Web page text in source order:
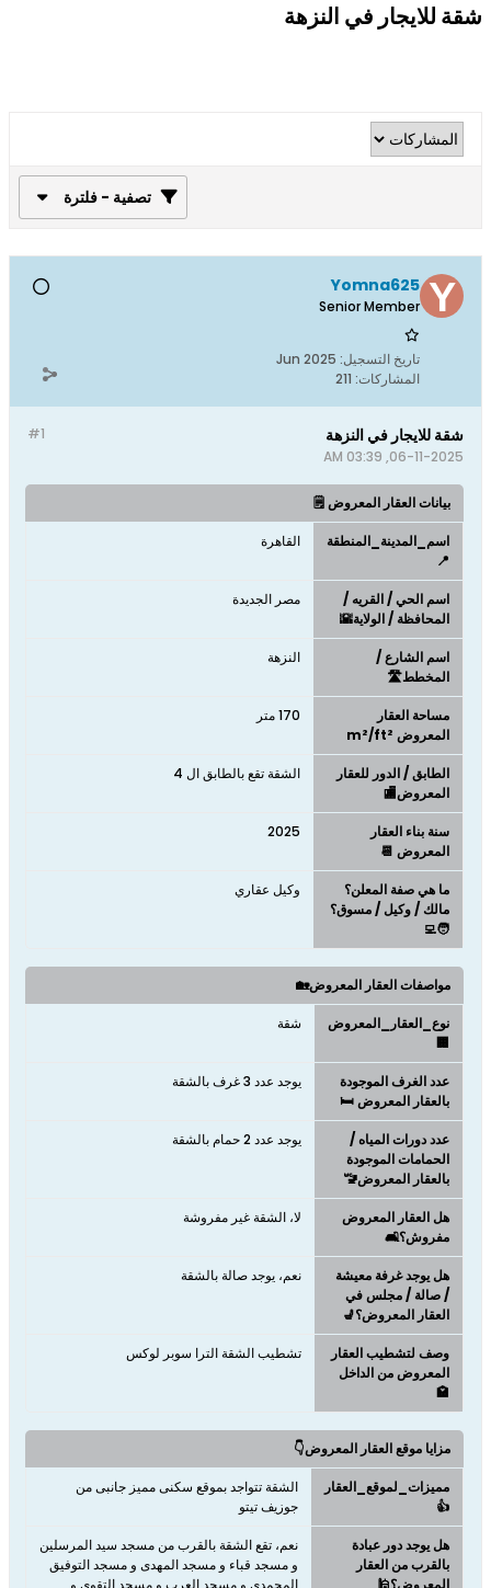
شقة للايجار في النزهة
تصفية - فلترة
Yomna625
Senior Member
تاريخ التسجيل: Jun 2025
المشاركات: 211
#1 شقة للايجار في النزهة
06-11-2025, 03:39 AM
بيانات العقار المعروض 🗒️
اسم_المدينة_المنطقة
📍
القاهرة
اسم الحي / القريه /
المحافظة / الولاية🌇
مصر الجديدة
اسم الشارع /
المخطط🛣️
النزهة
مساحة العقار
المعروض m²/ft²
170 متر
الطابق / الدور للعقار
المعروض🏬
الشقة تقع بالطابق ال 4
سنة بناء العقار
المعروض 📆
2025
ما هي صفة المعلن؟
مالك / وكيل / مسوق؟
🧑‍💻
وكيل عقاري
مواصفات العقار المعروض🏡
نوع_العقار_المعروض
🏢
شقة
عدد الغرف الموجودة
بالعقار المعروض 🛏️
يوجد عدد 3 غرف بالشقة
عدد دورات المياه /
الحمامات الموجودة
بالعقار المعروض🚾
يوجد عدد 2 حمام بالشقة
هل العقار المعروض
مفروش؟🛋️
لا، الشقة غير مفروشة
هل يوجد غرفة معيشة
/ صالة / مجلس في
العقار المعروض؟💺
نعم، يوجد صالة بالشقة
وصف لتشطيب العقار
المعروض من الداخل
🏩
تشطيب الشقة الترا سوبر لوكس
مزايا موقع العقار المعروض👇
مميزات_لموقع_العقار
👍
الشقة تتواجد بموقع سكنى مميز جانبى من
جوزيف تيتو
هل يوجد دور عبادة
بالقرب من العقار
المعروض؟🕌
نعم، تقع الشقة بالقرب من مسجد سيد المرسلين
و مسجد قباء و مسجد المهدى و مسجد التوفيق
المحمدى و مسجد العرب و مسجد التقوى و